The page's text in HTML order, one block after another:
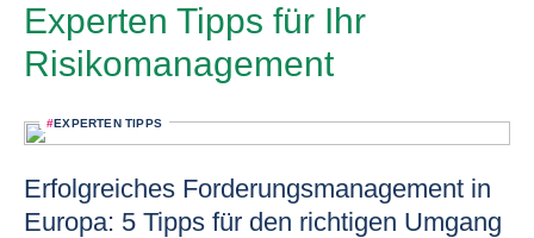
Experten Tipps für Ihr
Risikomanagement
#EXPERTEN TIPPS
Erfolgreiches Forderungsmanagement in
Europa: 5 Tipps für den richtigen Umgang